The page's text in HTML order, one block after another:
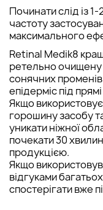
Починати слід із
частоту
максимального
Retinal Medik8
ретельно очищену
сонячних
епідерміс під
Якщо
горошину засобу
уникати ніжної
почекати 30
продукцією.
Якщо
відгуками
спостерігати вже